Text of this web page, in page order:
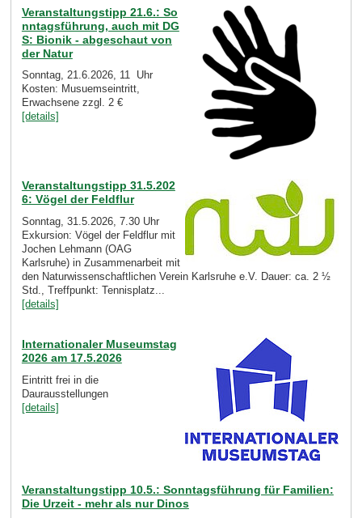
Veranstaltungstipp 21.6.: So
nntagsführung, auch mit DG
S: Bionik - abgeschaut von
der Natur
Sonntag, 21.6.2026, 11 Uhr
Kosten: Musuemseintritt,
Erwachsene zzgl. 2 €
[details]
Veranstaltungstipp 31.5.202
6: Vögel der Feldflur
Sonntag, 31.5.2026, 7.30 Uhr
Exkursion: Vögel der Feldflur mit
Jochen Lehmann (OAG
Karlsruhe) in Zusammenarbeit mit
den Naturwissenschaftlichen Verein Karlsruhe e.V. Dauer: ca. 2 ½
Std., Treffpunkt: Tennisplatz...
[details]
Internationaler Museumstag
2026 am 17.5.2026
Eintritt frei in die
Daurausstellungen
[details]
Veranstaltungstipp 10.5.: Sonntagsführung für Familien:
Die Urzeit - mehr als nur Dinos